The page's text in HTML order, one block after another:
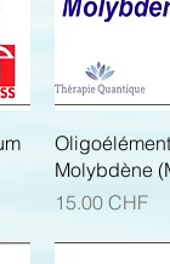
Aperçu
Oligoélément
Molybdène
Prix
15.00 CHF